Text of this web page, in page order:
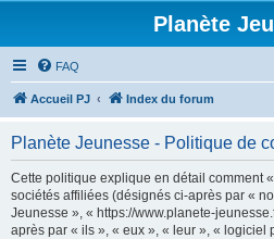
Planète
FAQ
Accueil PJ Index du forum
Planète Jeunesse - Politique de
Cette politique explique en détail comment
sociétés affiliées (désignés ci-après par «
Jeunesse », « https://www.planete-
après par « ils », « eux », « leur », « logiciel